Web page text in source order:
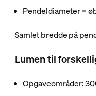
Pendeldiameter =
Samlet bredde på
Lumen til
Opgaveområder: